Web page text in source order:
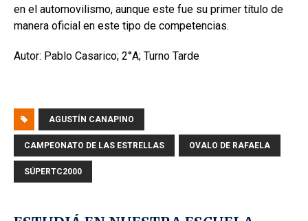
en el automovilismo, aunque este fue su primer título de
manera oficial en este tipo de competencias.
Autor: Pablo Casarico; 2°A; Turno Tarde
AGUSTÍN CANAPINO
CAMPEONATO DE LAS ESTRELLAS OVALO DE RAFAELA
SÚPERTC2000